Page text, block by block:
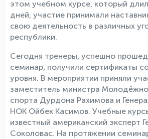
этом учебном курсе, который
дней, участие принимали
свою деятельность в различных
республики.
Сегодня тренеры, успешно
семинар, получили сертификаты
уровня. В мероприятии приняли
заместитель министра
спорта Дурдона Рахимова и
НОК Ойбек Касимов. Учебные
известный американский эксперт
Соколовас. На протяжении